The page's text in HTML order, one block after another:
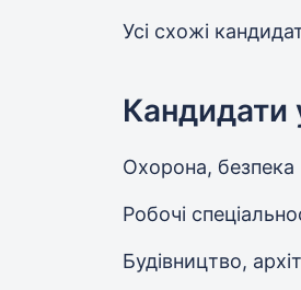
Усі схожі
Кандидати
Охорона, безпека
Робочі
Будівництво,